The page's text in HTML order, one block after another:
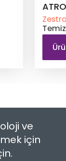
ve
için